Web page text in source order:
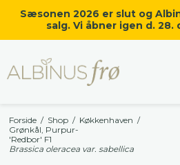
Sæsonen 2026 er slut og
salg. Vi åbner igen d. 28.
Forside / Shop / Køkkenhaven /
Grønkål, Purpur-
'Redbor' F1
Brassica oleracea var. sabellica